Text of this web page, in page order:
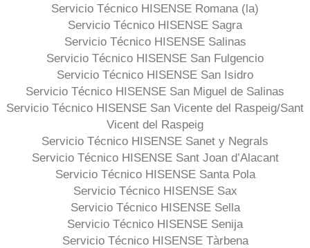
Servicio Técnico HISENSE Romana (la)
Servicio Técnico HISENSE Sagra
Servicio Técnico HISENSE Salinas
Servicio Técnico HISENSE San Fulgencio
Servicio Técnico HISENSE San Isidro
Servicio Técnico HISENSE San Miguel de Salinas
Servicio Técnico HISENSE San Vicente del Raspeig/Sant
Vicent del Raspeig
Servicio Técnico HISENSE Sanet y Negrals
Servicio Técnico HISENSE Sant Joan d’Alacant
Servicio Técnico HISENSE Santa Pola
Servicio Técnico HISENSE Sax
Servicio Técnico HISENSE Sella
Servicio Técnico HISENSE Senija
Servicio Técnico HISENSE Tàrbena